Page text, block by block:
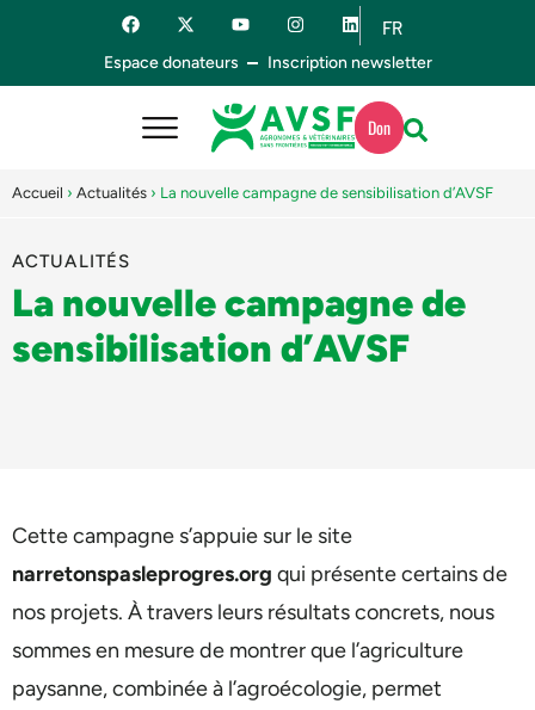
FR
ES
Espace donateurs Inscription newsletter
Don
Accueil › Actualités › La nouvelle campagne de sensibilisation d’AVSF
ACTUALITÉS
La nouvelle campagne de
sensibilisation d’AVSF
Cette campagne s’appuie sur le site
narretonspasleprogres.org qui présente certains de
nos projets. À travers leurs résultats concrets, nous
sommes en mesure de montrer que l’agriculture
paysanne, combinée à l’agroécologie, permet